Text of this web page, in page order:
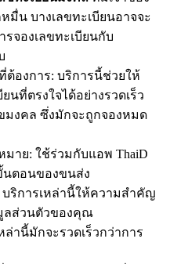
มื่น บางเลขทะเบียนอาจจะ
จองเลขทะเบียนกับ
ต้องการ: บริการนี้ช่วยให้
นที่ตรงใจได้อย่างรวดเร็ว
มงคล ซึ่งมักจะถูกจองหมด
าย: ใช้ร่วมกับแอพ ThaiD
นตอนของขนส่ง
ริการเหล่านี้ให้ความสำคัญ
ลส่วนตัวของคุณ
ล่านี้มักจะรวดเร็วกว่าการ